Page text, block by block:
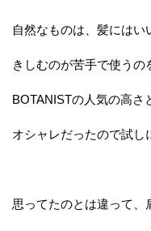
自然なものは、髪にはい
きしむのが苦手で使うの
BOTANISTの人気の高さ
オシャレだったので試し
思ってたのとは違って、